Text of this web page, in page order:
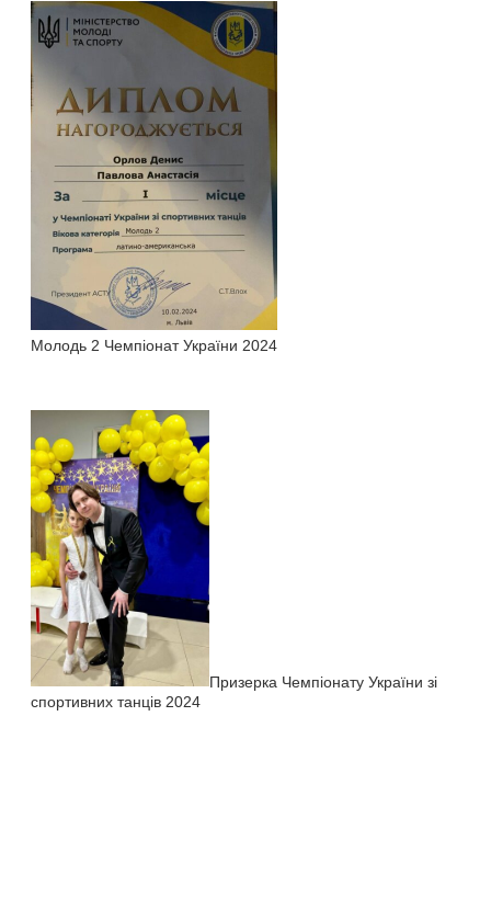
Молодь 2 Чемпіонат України 2024
Призерка Чемпіонату України зі
спортивних танців 2024